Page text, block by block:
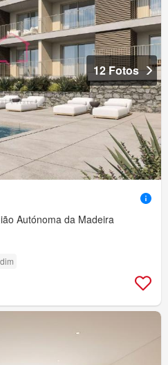
12 Fotos
Autónoma da Madeira